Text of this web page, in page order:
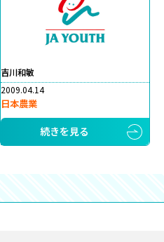
吉川和敏
2009.04.14
日本農業
続きを見る